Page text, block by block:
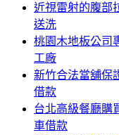
近視雷射的腹部
送洗
桃園木地板公司
工廠
新竹合法當舖保
借款
台北高級餐廳購
車借款